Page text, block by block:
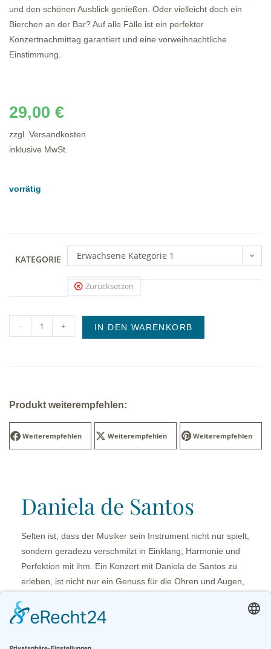
und den schönen Ausblick genießen. Oder vielleicht doch ein
Bierchen an der Bar? Auf alle Fälle ist ein perfekter
Konzertnachmittag garantiert und eine vorweihnachtliche
Einstimmung.
29,00 €
zzgl. Versandkosten
inklusive MwSt.
vorrätig
KATEGORIE Erwachsene Kategorie 1
Zurücksetzen
- + IN DEN WARENKORB
Produkt weiterempfehlen:
Weiterempfehlen Weiterempfehlen Weiterempfehlen
Daniela de Santos
Selten ist, dass der Musiker sein Instrument nicht nur spielt,
sondern geradezu verschmilzt in Einklang, Harmonie und
Perfektion mit ihm. Ein Konzert mit Daniela de Santos zu
erleben, ist nicht nur ein Genuss für die Ohren und Augen,
von Mensch und Musik, von Künstlerin und Instrument, von
Perfektion und Emotion bewegt und erreicht mich – den